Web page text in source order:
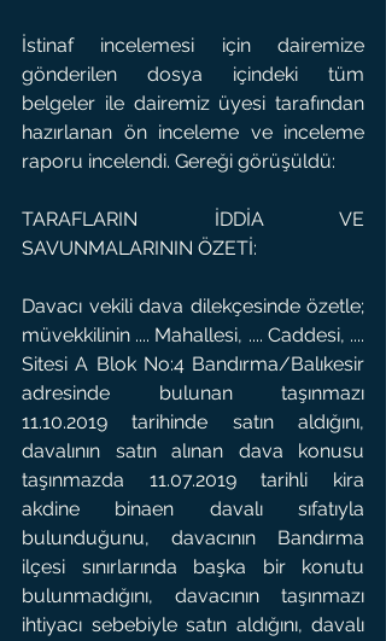
İstinaf incelemesi için dairemize
gönderilen dosya içindeki tüm
belgeler ile dairemiz üyesi tarafından
hazırlanan ön inceleme ve inceleme
raporu incelendi. Gereği görüşüldü:
TARAFLARIN İDDİA VE
SAVUNMALARININ ÖZETİ:
Davacı vekili dava dilekçesinde özetle;
müvekkilinin .... Mahallesi, .... Caddesi, ....
Sitesi A Blok No:4 Bandırma/Balıkesir
adresinde bulunan taşınmazı
11.10.2019 tarihinde satın aldığını,
davalının satın alınan dava konusu
taşınmazda 11.07.2019 tarihli kira
akdine binaen davalı sıfatıyla
bulunduğunu, davacının Bandırma
ilçesi sınırlarında başka bir konutu
bulunmadığını, davacının taşınmazı
ihtiyacı sebebiyle satın aldığını, davalı